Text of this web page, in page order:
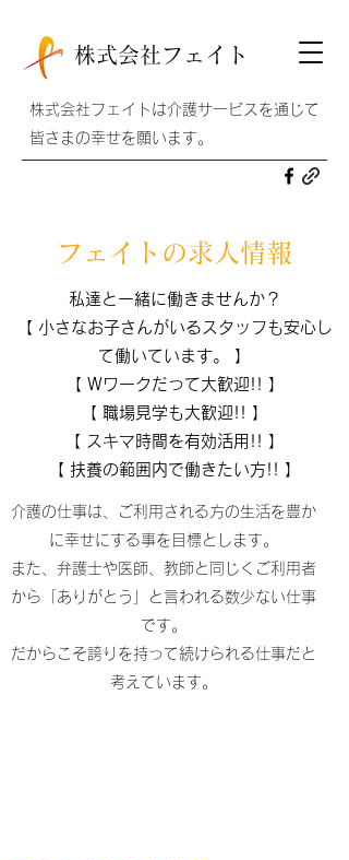
株式会社フェイト
株式会社フェイトは介護サービスを通じて
皆さまの幸せを願います。
フェイトの求人情報
私達と一緒に働きませんか？
【 小さなお子さんがいるスタッフも安心し
て働いています。 】
【 Wワークだって大歓迎!! 】
【 職場見学も大歓迎!! 】
​【 スキマ時間を有効活用!! 】
【 扶養の範囲内で働きたい方!! 】
介護の仕事は、ご利用される方の生活を豊か
に幸せにする事を目標とします。
また、弁護士や医師、教師と同じくご利用者
から「ありがとう」と言われる数少ない仕事
です。
​​だからこそ誇りを持って続けられる仕事だと
考えています。